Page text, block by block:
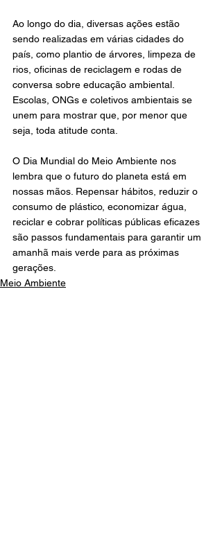
Ao longo do dia, diversas ações estão
sendo realizadas em várias cidades do
país, como plantio de árvores, limpeza de
rios, oficinas de reciclagem e rodas de
conversa sobre educação ambiental.
Escolas, ONGs e coletivos ambientais se
unem para mostrar que, por menor que
seja, toda atitude conta.
O Dia Mundial do Meio Ambiente nos
lembra que o futuro do planeta está em
nossas mãos. Repensar hábitos, reduzir o
consumo de plástico, economizar água,
reciclar e cobrar políticas públicas eficazes
são passos fundamentais para garantir um
amanhã mais verde para as próximas
gerações.
Meio Ambiente